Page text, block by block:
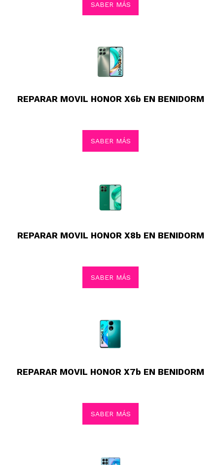
SABER MÁS
REPARAR MOVIL HONOR X6b EN BENIDORM
SABER MÁS
REPARAR MOVIL HONOR X8b EN BENIDORM
SABER MÁS
REPARAR MOVIL HONOR X7b EN BENIDORM
SABER MÁS